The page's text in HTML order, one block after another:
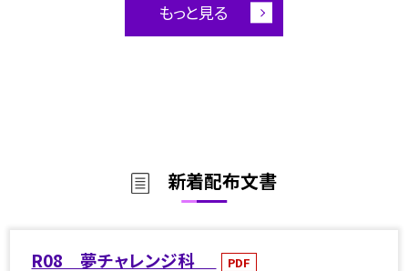
もっと見る
新着配布文書
R08 夢チャレンジ科
PDF